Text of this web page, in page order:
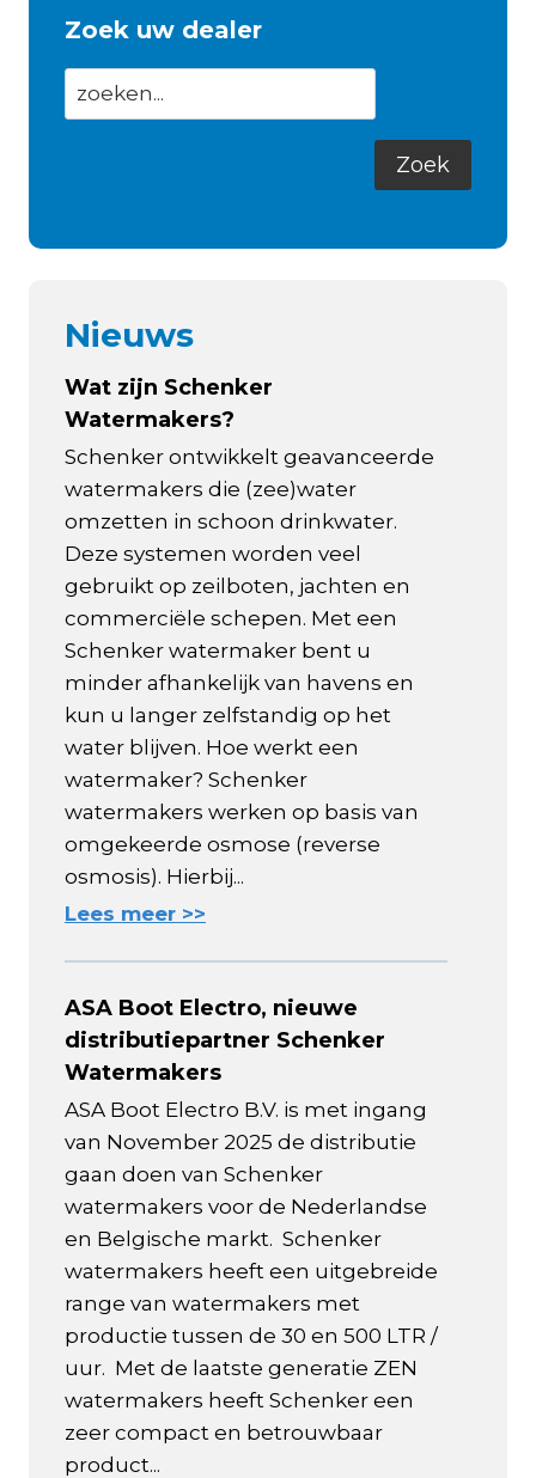
Zoek uw dealer
Nieuws
Wat zijn Schenker
Watermakers?
Schenker ontwikkelt geavanceerde
watermakers die (zee)water
omzetten in schoon drinkwater.
Deze systemen worden veel
gebruikt op zeilboten, jachten en
commerciële schepen. Met een
Schenker watermaker bent u
minder afhankelijk van havens en
kun u langer zelfstandig op het
water blijven. Hoe werkt een
watermaker? Schenker
watermakers werken op basis van
omgekeerde osmose (reverse
osmosis). Hierbij...
Lees meer >>
ASA Boot Electro, nieuwe
distributiepartner Schenker
Watermakers
ASA Boot Electro B.V. is met ingang
van November 2025 de distributie
gaan doen van Schenker
watermakers voor de Nederlandse
en Belgische markt. Schenker
watermakers heeft een uitgebreide
range van watermakers met
productie tussen de 30 en 500 LTR /
uur. Met de laatste generatie ZEN
watermakers heeft Schenker een
zeer compact en betrouwbaar
product...